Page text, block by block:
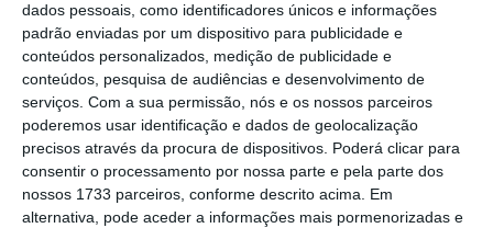
dados pessoais, como identificadores únicos e informações
padrão enviadas por um dispositivo para publicidade e
conteúdos personalizados, medição de publicidade e
conteúdos, pesquisa de audiências e desenvolvimento de
serviços. Com a sua permissão, nós e os nossos parceiros
poderemos usar identificação e dados de geolocalização
precisos através da procura de dispositivos. Poderá clicar para
consentir o processamento por nossa parte e pela parte dos
nossos 1733 parceiros, conforme descrito acima. Em
alternativa, pode aceder a informações mais pormenorizadas e
aplicação permite uma poupança média de 50
dólares nos voos domésticos e de 120 dólares
em voos internacionais.
Assim como as projeções das passagens
aéreas, as previsões para as tarifas de hotel
da Hopper resultarão da análise